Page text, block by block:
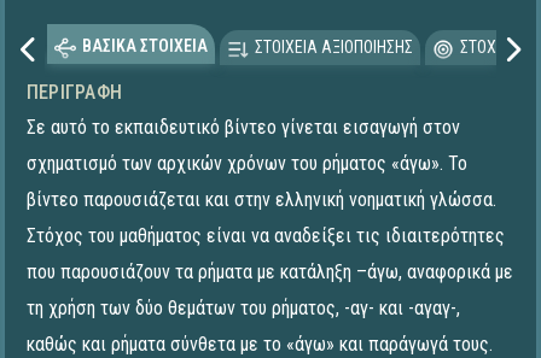
ΒΑΣΙΚΑ ΣΤΟΙΧΕΙΑ ΣΤΟΙΧΕΙΑ ΑΞΙΟΠΟΙΗΣΗΣ
ΠΕΡΙΓΡΑΦΉ
Σε αυτό το εκπαιδευτικό βίντεο γίνεται εισαγωγή στον
σχηματισμό των αρχικών χρόνων του ρήματος «άγω». Το
βίντεο παρουσιάζεται και στην ελληνική νοηματική γλώσσα.
Στόχος του μαθήματος είναι να αναδείξει τις ιδιαιτερότητες
που παρουσιάζουν τα ρήματα με κατάληξη –άγω, αναφορικά με
τη χρήση των δύο θεμάτων του ρήματος, -αγ- και -αγαγ-,
καθώς και ρήματα σύνθετα με το «άγω» και παράγωγά τους.